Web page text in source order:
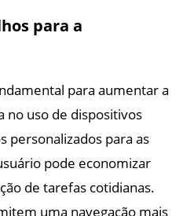
para a
para aumentar a
no uso de dispositivos
personalizados para as
pode economizar
de tarefas cotidianas.
uma navegação mais